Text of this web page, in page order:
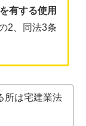
有する使用
2、同法3条
所は宅建業法